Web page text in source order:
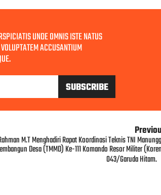
UNDE OMNIS ISTE NATUS
ACCUSANTIUM
M.T Menghadiri Rapat Koordinasi Teknis TNI
Desa (TMMD) Ke-111 Komando Resor Militer
043/Garuda Hitam.